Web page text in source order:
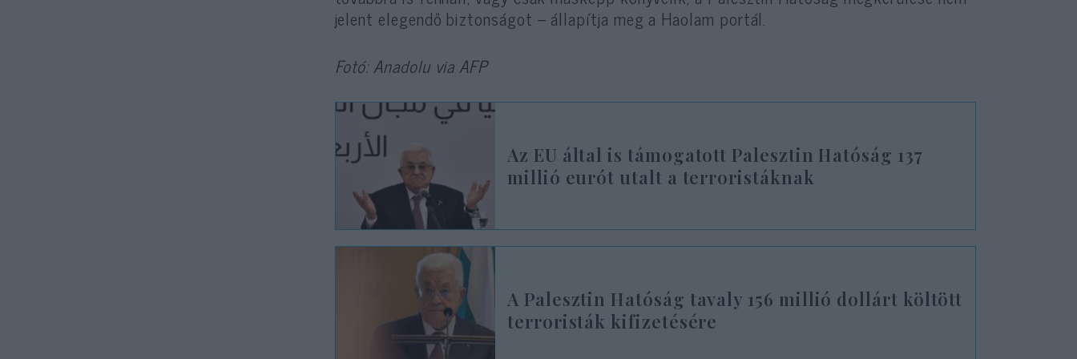
jelent elegendő biztonságot – állapítja meg a Haolam portál.
Fotó: Anadolu via AFP
Az EU által is támogatott Palesztin Hatóság 137
millió eurót utalt a terroristáknak
A Palesztin Hatóság tavaly 156 millió dollárt költött
terroristák kifizetésére